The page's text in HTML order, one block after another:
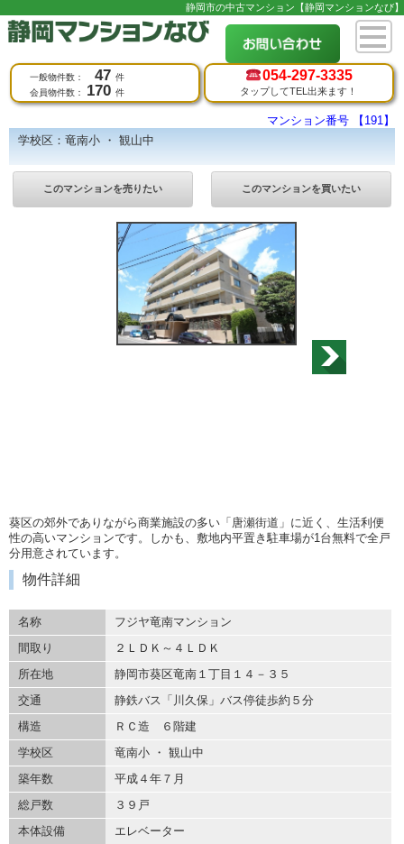
静岡市の中古マンション【静岡マンションなび】
一般物件数： 47 件
会員物件数：
170 件
054-297-3335
タップしてTEL出来ます！
マンション番号 【191】
学校区：竜南小 ・ 観山中
このマンションを売りたい このマンションを買いたい
葵区の郊外でありながら商業施設の多い「唐瀬街道」に近く、生活利便
性の高いマンションです。しかも、敷地内平置き駐車場が1台無料で全戸
分用意されています。
物件詳細
名称
フジヤ竜南マンション
間取り
２ＬＤＫ～４ＬＤＫ
所在地
静岡市葵区竜南１丁目１４－３５
交通
静鉄バス「川久保」バス停徒歩約５分
構造
ＲＣ造 ６階建
学校区
竜南小 ・ 観山中
築年数
平成４年７月
総戸数
３９戸
本体設備
エレベーター